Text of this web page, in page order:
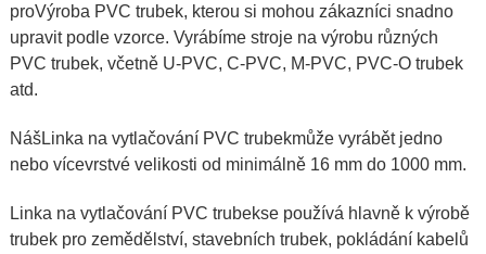
proVýroba PVC trubek, kterou si mohou zákazníci snadno
upravit podle vzorce. Vyrábíme stroje na výrobu různých
PVC trubek, včetně U-PVC, C-PVC, M-PVC, PVC-O trubek
atd.
NášLinka na vytlačování PVC trubekmůže vyrábět jedno
nebo vícevrstvé velikosti od minimálně 16 mm do 1000 mm.
Linka na vytlačování PVC trubekse používá hlavně k výrobě
trubek pro zemědělství, stavebních trubek, pokládání kabelů